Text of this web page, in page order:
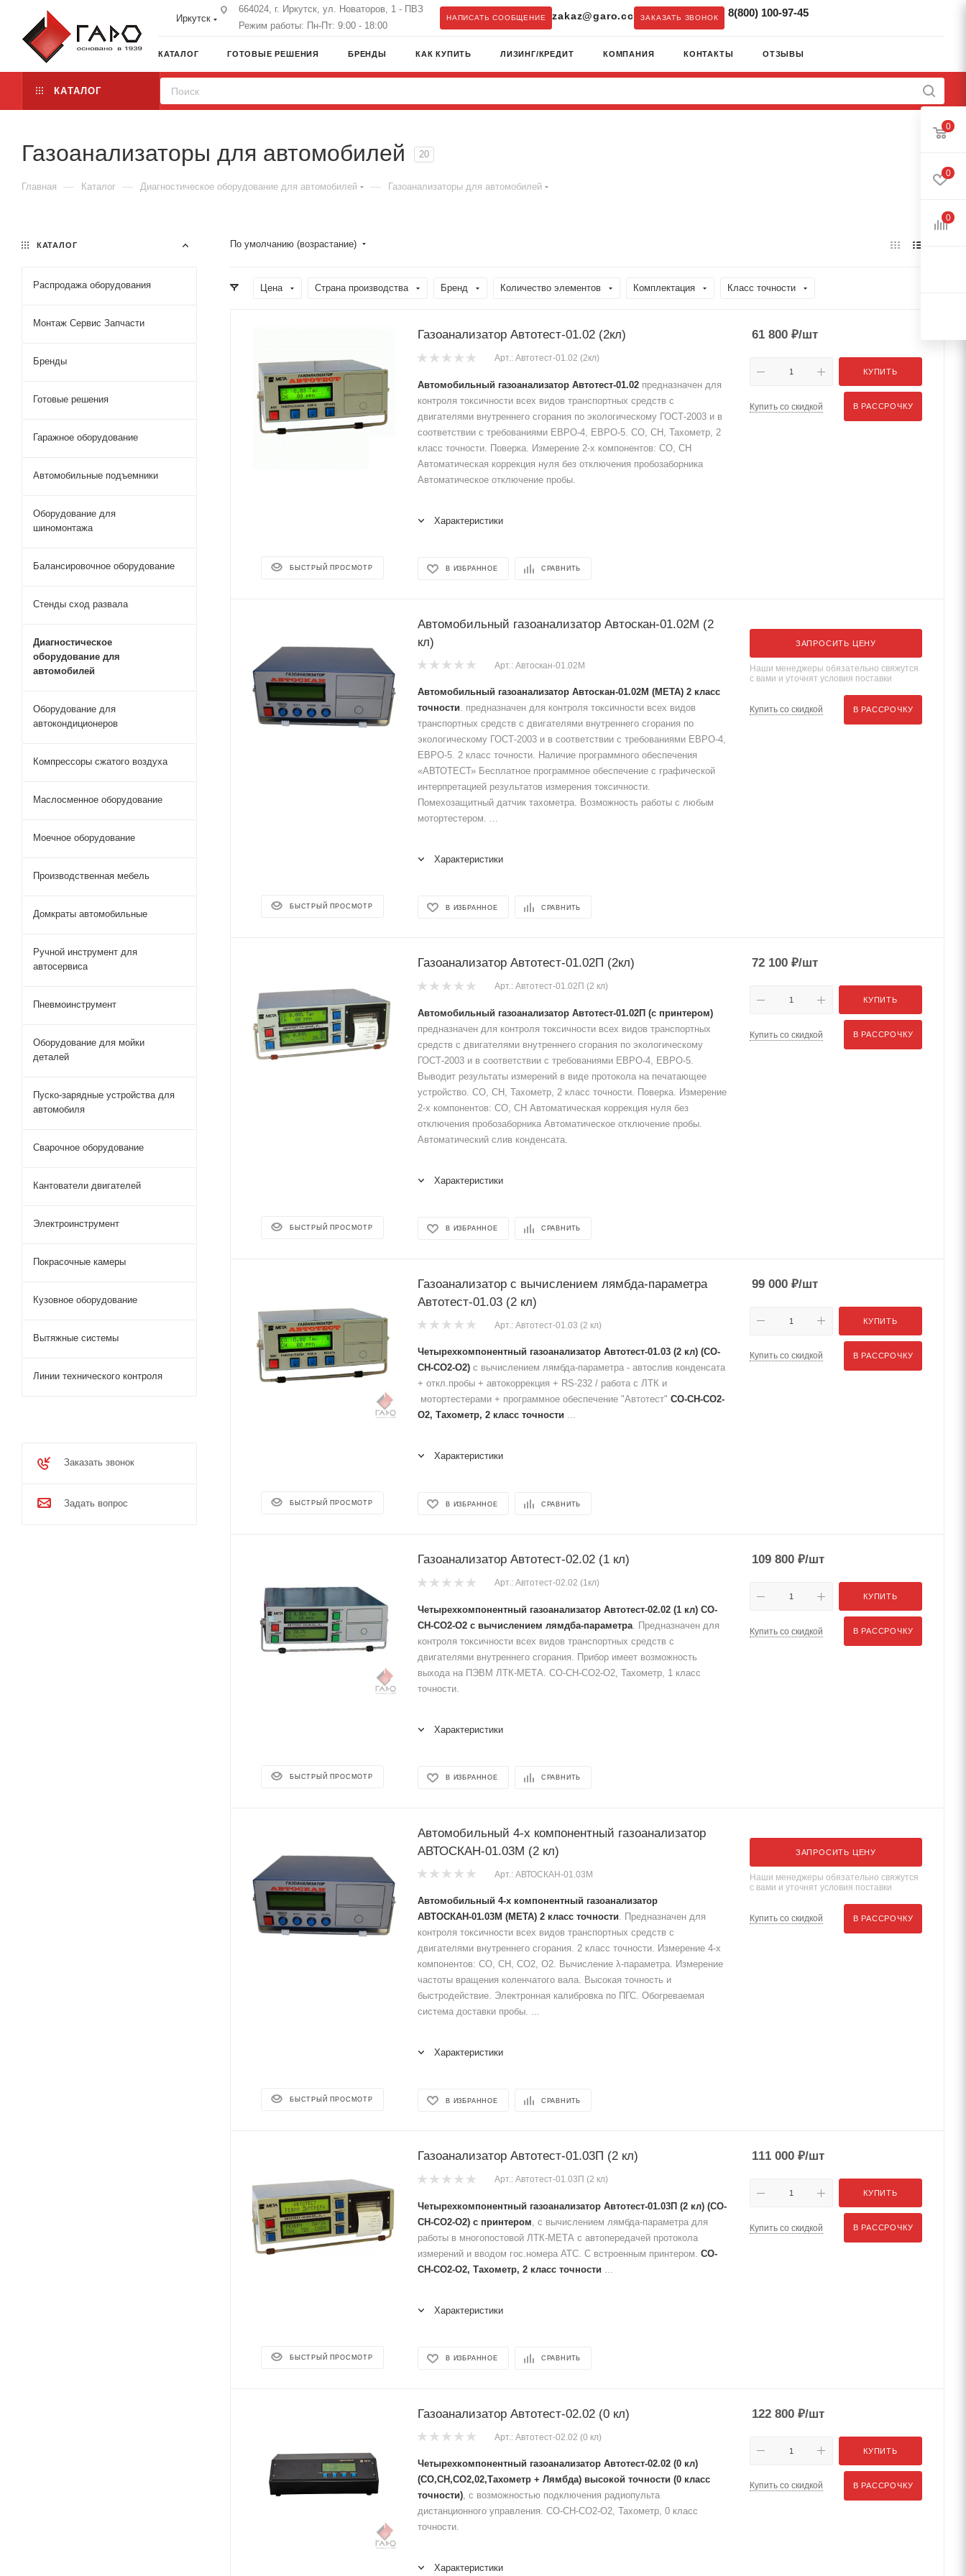
Иркутск
664024, г. Иркутск, ул. Новаторов, 1 - ПВЗ
Режим работы: Пн-Пт: 9:00 - 18:00
НАПИСАТЬ СООБЩЕНИЕ zakaz@garo.cc ЗАКАЗАТЬ ЗВОНОК 8(800) 100-97-45
КАТАЛОГ ГОТОВЫЕ РЕШЕНИЯ БРЕНДЫ КАК КУПИТЬ ЛИЗИНГ/КРЕДИТ КОМПАНИЯ КОНТАКТЫ ОТЗЫВЫ
КАТАЛОГ
Газоанализаторы для автомобилей 20
Главная — Каталог — Диагностическое оборудование для автомобилей — Газоанализаторы для автомобилей
По умолчанию (возрастание)
Цена Страна производства Бренд Количество элементов Комплектация Класс точности
БЫСТРЫЙ ПРОСМОТР
Газоанализатор Автотест-01.02 (2кл)
Арт.: Автотест-01.02 (2кл)
Автомобильный газоанализатор Автотест-01.02 предназначен для
контроля токсичности всех видов транспортных средств с
двигателями внутреннего сгорания по экологическому ГОСТ-2003 и в
соответствии с требованиями ЕВРО-4, ЕВРО-5. СО, СН, Тахометр, 2
класс точности. Поверка. Измерение 2-х компонентов: СО, СН
Автоматическая коррекция нуля без отключения пробозаборника
Автоматическое отключение пробы.
Характеристики
В ИЗБРАННОЕ СРАВНИТЬ
61 800 ₽/шт
КУПИТЬ
Купить со скидкой В РАССРОЧКУ
БЫСТРЫЙ ПРОСМОТР
Автомобильный газоанализатор Автоскан-01.02М (2
кл)
Арт.: Автоскан-01.02М
Автомобильный газоанализатор Автоскан-01.02М (МЕТА) 2 класс
точности. предназначен для контроля токсичности всех видов
транспортных средств с двигателями внутреннего сгорания по
экологическому ГОСТ-2003 и в соответствии с требованиями ЕВРО-4,
ЕВРО-5. 2 класс точности. Наличие программного обеспечения
«АВТОТЕСТ» Бесплатное программное обеспечение с графической
интерпретацией результатов измерения токсичности.
Помехозащитный датчик тахометра. Возможность работы с любым
мотортестером. ...
Характеристики
В ИЗБРАННОЕ СРАВНИТЬ
ЗАПРОСИТЬ ЦЕНУ
Наши менеджеры обязательно свяжутся
с вами и уточнят условия поставки
Купить со скидкой В РАССРОЧКУ
БЫСТРЫЙ ПРОСМОТР
Газоанализатор Автотест-01.02П (2кл)
Арт.: Автотест-01.02П (2 кл)
Автомобильный газоанализатор Автотест-01.02П (с принтером)
предназначен для контроля токсичности всех видов транспортных
средств с двигателями внутреннего сгорания по экологическому
ГОСТ-2003 и в соответствии с требованиями ЕВРО-4, ЕВРО-5.
Выводит результаты измерений в виде протокола на печатающее
устройство. СО, СН, Тахометр, 2 класс точности. Поверка. Измерение
2-х компонентов: СО, СН Автоматическая коррекция нуля без
отключения пробозаборника Автоматическое отключение пробы.
Автоматический слив конденсата.
Характеристики
В ИЗБРАННОЕ СРАВНИТЬ
72 100 ₽/шт
КУПИТЬ
Купить со скидкой В РАССРОЧКУ
БЫСТРЫЙ ПРОСМОТР
Газоанализатор с вычислением лямбда-параметра
Автотест-01.03 (2 кл)
Арт.: Автотест-01.03 (2 кл)
Четырехкомпонентный газоанализатор Автотест-01.03 (2 кл) (СО-
СН-СО2-О2) с вычислением лямбда-параметра - автослив конденсата
+ откл.пробы + автокоррекция + RS-232 / работа с ЛТК и
мотортестерами + программное обеспечение "Автотест" СО-СН-СО2-
О2, Тахометр, 2 класс точности ...
Характеристики
В ИЗБРАННОЕ СРАВНИТЬ
99 000 ₽/шт
КУПИТЬ
Купить со скидкой В РАССРОЧКУ
БЫСТРЫЙ ПРОСМОТР
Газоанализатор Автотест-02.02 (1 кл)
Арт.: Автотест-02.02 (1кл)
Четырехкомпонентный газоанализатор Автотест-02.02 (1 кл) СО-
СН-СО2-О2 с вычислением лямдба-параметра . Предназначен для
контроля токсичности всех видов транспортных средств с
двигателями внутреннего сгорания. Прибор имеет возможность
выхода на ПЭВМ ЛТК-МЕТА. СО-СН-СО2-О2, Тахометр, 1 класс
точности.
Характеристики
В ИЗБРАННОЕ СРАВНИТЬ
109 800 ₽/шт
КУПИТЬ
Купить со скидкой В РАССРОЧКУ
БЫСТРЫЙ ПРОСМОТР
Автомобильный 4-х компонентный газоанализатор
АВТОСКАН-01.03М (2 кл)
Арт.: АВТОСКАН-01.03М
Автомобильный 4-х компонентный газоанализатор
АВТОСКАН-01.03М (МЕТА) 2 класс точности. Предназначен для
контроля токсичности всех видов транспортных средств с
двигателями внутреннего сгорания. 2 класс точности. Измерение 4-х
компонентов: СО, СН, СО2, О2. Вычисление λ-параметра. Измерение
частоты вращения коленчатого вала. Высокая точность и
быстродействие. Электронная калибровка по ПГС. Обогреваемая
система доставки пробы. ...
Характеристики
В ИЗБРАННОЕ СРАВНИТЬ
ЗАПРОСИТЬ ЦЕНУ
Наши менеджеры обязательно свяжутся
с вами и уточнят условия поставки
Купить со скидкой В РАССРОЧКУ
БЫСТРЫЙ ПРОСМОТР
Газоанализатор Автотест-01.03П (2 кл)
Арт.: Автотест-01.03П (2 кл)
Четырехкомпонентный газоанализатор Автотест-01.03П (2 кл) (СО-
СН-СО2-О2) с принтером , с вычислением лямбда-параметра для
работы в многопостовой ЛТК-МЕТА с автопередачей протокола
измерений и вводом гос.номера АТС. С встроенным принтером. СО-
СН-СО2-О2, Тахометр, 2 класс точности
Характеристики
В ИЗБРАННОЕ СРАВНИТЬ
111 000 ₽/шт
КУПИТЬ
Купить со скидкой В РАССРОЧКУ
Газоанализатор Автотест-02.02 (0 кл)
Арт.: Автотест-02.02 (0 кл)
Четырехкомпонентный газоанализатор Автотест-02.02 (0 кл)
(СО,СН,CO2,02,Тахометр + Лямбда) высокой точности (0 класс
точности), с возможностью подключения радиопульта
дистанционного управления. СО-СН-СО2-О2, Тахометр, 0 класс
точности.
Характеристики
122 800 ₽/шт
КУПИТЬ
Купить со скидкой В РАССРОЧКУ
КАТАЛОГ
Распродажа оборудования
Монтаж Сервис Запчасти
Бренды
Готовые решения
Гаражное оборудование
Автомобильные подъемники
Оборудование для
шиномонтажа
Балансировочное оборудование
Стенды сход развала
Диагностическое
оборудование для
автомобилей
Оборудование для
автокондиционеров
Компрессоры сжатого воздуха
Маслосменное оборудование
Моечное оборудование
Производственная мебель
Домкраты автомобильные
Ручной инструмент для
автосервиса
Пневмоинструмент
Оборудование для мойки
деталей
Пуско-зарядные устройства для
автомобиля
Сварочное оборудование
Кантователи двигателей
Электроинструмент
Покрасочные камеры
Кузовное оборудование
Вытяжные системы
Линии технического контроля
Заказать звонок
Задать вопрос
0
0
0